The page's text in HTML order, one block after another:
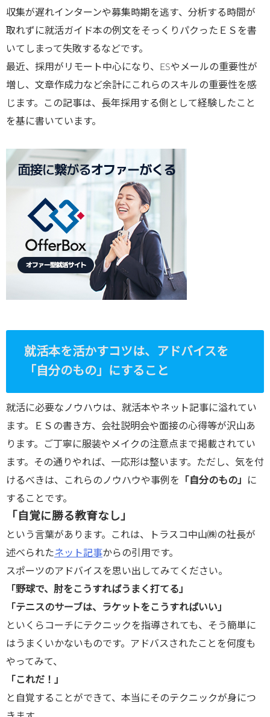
収集が遅れインターンや募集時期を逃す、分析する時間が
取れずに就活ガイド本の例文をそっくりパクったＥＳを書
いてしまって失敗するなどです。
最近、採用がリモート中心になり、ESやメールの重要性が
増し、文章作成力など余計にこれらのスキルの重要性を感
じます。この記事は、長年採用する側として経験したこと
を基に書いています。
就活本を活かすコツは、アドバイスを
「自分のもの」にすること
就活に必要なノウハウは、就活本やネット記事に溢れてい
ます。ＥＳの書き方、会社説明会や面接の心得等が沢山あ
ります。ご丁寧に服装やメイクの注意点まで掲載されてい
ます。その通りやれば、一応形は整います。ただし、気を付
けるべきは、これらのノウハウや事例を
「自分のもの」
に
することです。
「自覚に勝る教育なし」
という言葉があります。これは、トラスコ中山㈱の社長が
述べられたネット記事からの引用です。
スポーツのアドバイスを思い出してみてください。
「野球で、肘をこうすればうまく打てる」
「テニスのサーブは、ラケットをこうすればいい」
といくらコーチにテクニックを指導されても、そう簡単に
はうまくいかないものです。アドバスされたことを何度も
やってみて、
「これだ！」
と自覚することができて、本当にそのテクニックが身につ